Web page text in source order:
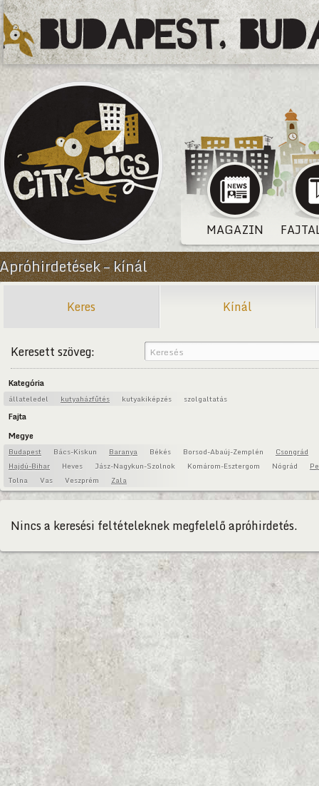
MAGAZIN
Apróhirdetések – kínál
Keres Kínál
Keresett szöveg:
Kategória
állateledel kutyaházfűtés kutyakiképzés szolgaltatás
Fajta
Megye
Budapest Bács-Kiskun Baranya Békés Borsod-Abaúj-Zemplén
Csongrád
Hajdú-Bihar
Heves Jász-Nagykun-Szolnok Komárom-Esztergom Nógrád
Tolna
Vas Veszprém Zala
Nincs a keresési feltételeknek megfelelő apróhirdetés.